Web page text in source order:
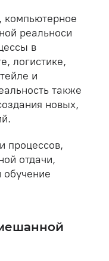
компьютерное
реальноси
в
логистике,
и
также
новых,
процессов,
отдачи,
обучение